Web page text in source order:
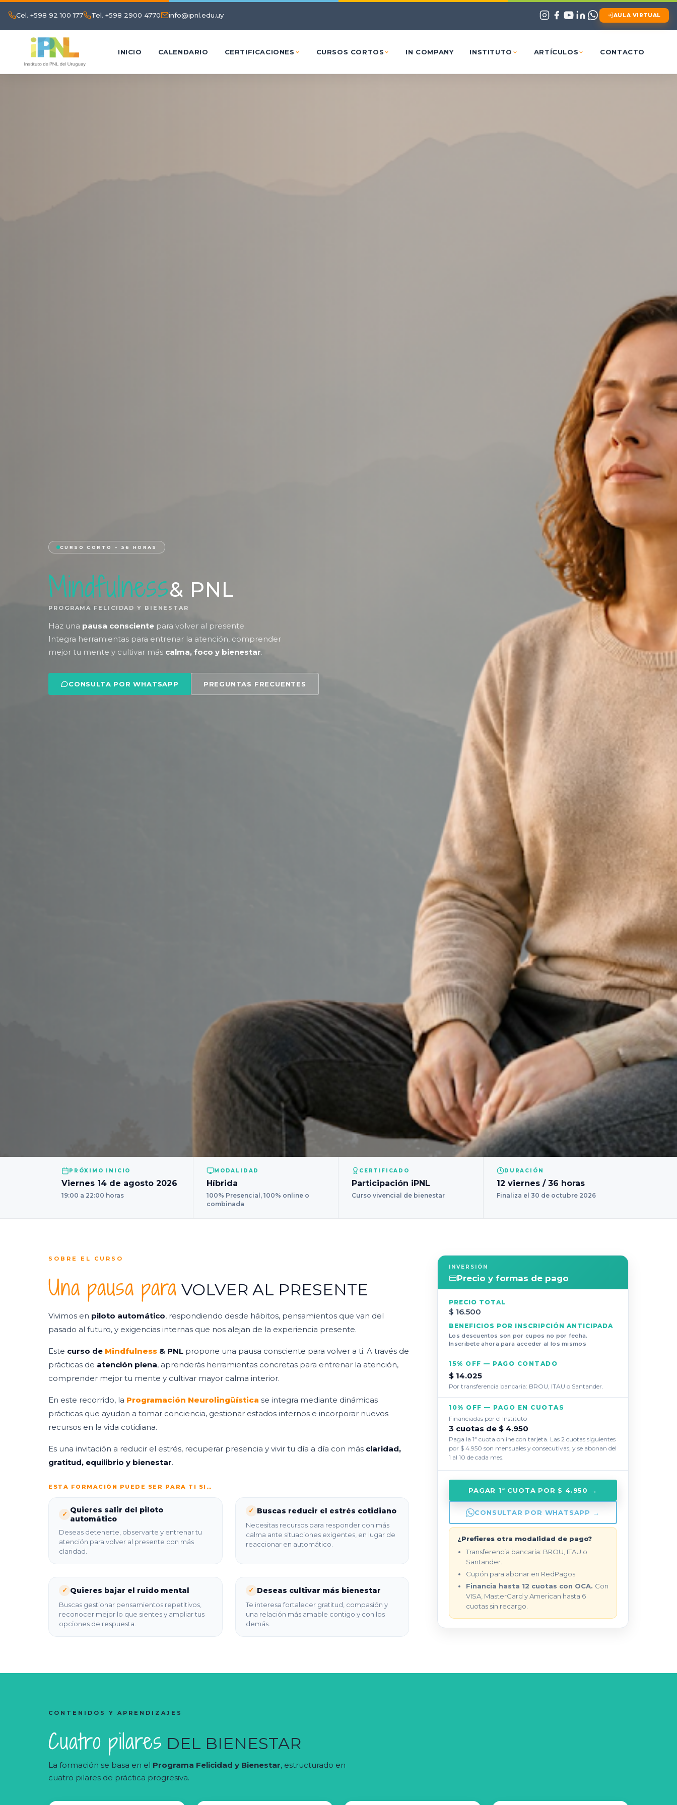
Cel. +598 92 100 177 Tel. +598 2900 4770 info@ipnl.edu.uy AULA VIRTUAL
INICIO CALENDARIO CERTIFICACIONES CURSOS CORTOS IN COMPANY INSTITUTO ARTÍCULOS CONTACTO
CURSO CORTO - 36 HORAS
Mindfulness& PNL
PROGRAMA FELICIDAD Y BIENESTAR
Haz una pausa consciente para volver al presente.
Integra herramientas para entrenar la atención, comprender
mejor tu mente y cultivar más calma, foco y bienestar.
CONSULTA POR WHATSAPP PREGUNTAS FRECUENTES
PRÓXIMO INICIO
Viernes 14 de agosto 2026
19:00 a 22:00 horas
MODALIDAD
Híbrida
100% Presencial, 100% online o
combinada
CERTIFICADO
Participación iPNL
Curso vivencial de bienestar
DURACIÓN
12 viernes / 36 horas
Finaliza el 30 de octubre 2026
SOBRE EL CURSO
Una pausa para VOLVER AL PRESENTE
Vivimos en piloto automático, respondiendo desde hábitos, pensamientos que van del
pasado al futuro, y exigencias internas que nos alejan de la experiencia presente.
Este curso de Mindfulness & PNL propone una pausa consciente para volver a ti. A través de
prácticas de atención plena, aprenderás herramientas concretas para entrenar la atención,
comprender mejor tu mente y cultivar mayor calma interior.
En este recorrido, la Programación Neurolingüística se integra mediante dinámicas
prácticas que ayudan a tomar conciencia, gestionar estados internos e incorporar nuevos
recursos en la vida cotidiana.
Es una invitación a reducir el estrés, recuperar presencia y vivir tu día a día con más claridad,
gratitud, equilibrio y bienestar.
ESTA FORMACIÓN PUEDE SER PARA TI SI…
✓ Quieres salir del piloto
automático
Deseas detenerte, observarte y entrenar tu
atención para volver al presente con más
claridad.
✓ Buscas reducir el estrés cotidiano
Necesitas recursos para responder con más
calma ante situaciones exigentes, en lugar de
reaccionar en automático.
✓ Quieres bajar el ruido mental
Buscas gestionar pensamientos repetitivos,
reconocer mejor lo que sientes y ampliar tus
opciones de respuesta.
✓ Deseas cultivar más bienestar
Te interesa fortalecer gratitud, compasión y
una relación más amable contigo y con los
demás.
INVERSIÓN
Precio y formas de pago
PRECIO TOTAL
$ 16.500
BENEFICIOS POR INSCRIPCIÓN ANTICIPADA
Los descuentos son por cupos no por fecha.
Inscribete ahora para acceder al los mismos
15% OFF — PAGO CONTADO
$ 14.025
Por transferencia bancaria: BROU, ITAU o Santander.
10% OFF — PAGO EN CUOTAS
Financiadas por el Instituto
3 cuotas de $ 4.950
Paga la 1ª cuota online con tarjeta. Las 2 cuotas siguientes
por $ 4.950 son mensuales y consecutivas, y se abonan del
1 al 10 de cada mes.
PAGAR 1ª CUOTA POR $ 4.950 →
CONSULTAR POR WHATSAPP →
¿Prefieres otra modalidad de pago?
Transferencia bancaria: BROU, ITAU o
Santander.
Cupón para abonar en RedPagos.
Financia hasta 12 cuotas con OCA. Con
VISA, MasterCard y American hasta 6
cuotas sin recargo.
CONTENIDOS Y APRENDIZAJES
Cuatro pilares DEL BIENESTAR
La formación se basa en el Programa Felicidad y Bienestar, estructurado en
cuatro pilares de práctica progresiva.